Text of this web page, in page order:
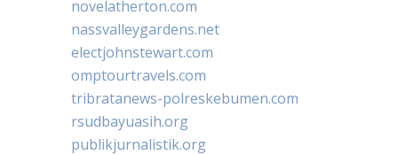
novelatherton.com
nassvalleygardens.net
electjohnstewart.com
omptourtravels.com
tribratanews-polreskebumen.com
rsudbayuasih.org
publikjurnalistik.org